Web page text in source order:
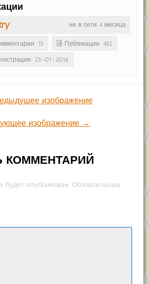
не в сети 4 месяца
15 Публикации: 432
23-01-2016
изображение
изображение →
КОММЕНТАРИЙ
опубликован. Обязательные